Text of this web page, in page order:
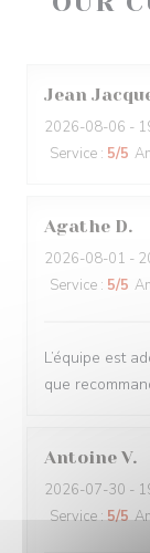
Jean
2026-08-06 -
Service : 5/5
Agathe D
2026-08-01 -
Service : 5/5
L’équipe est
que
Antoine V
2026-07-30 -
Service:5/5